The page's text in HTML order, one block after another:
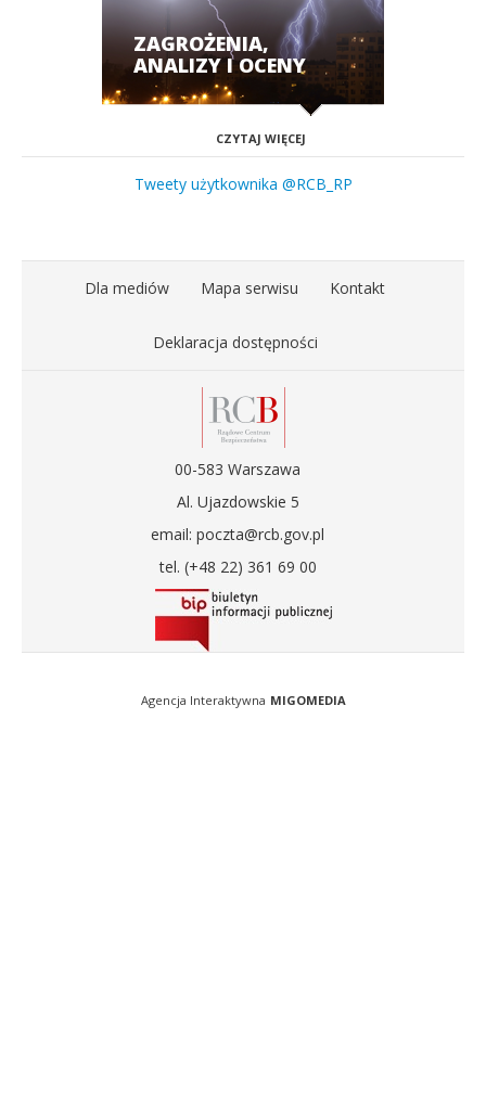
ZAGROŻENIA,
ANALIZY I OCENY
CZYTAJ WIĘCEJ
Tweety użytkownika @RCB_RP
Dla mediów Mapa serwisu Kontakt
Deklaracja dostępności
00-583 Warszawa
Al. Ujazdowskie 5
email: poczta@rcb.gov.pl
tel. (+48 22) 361 69 00
Agencja Interaktywna MIGOMEDIA